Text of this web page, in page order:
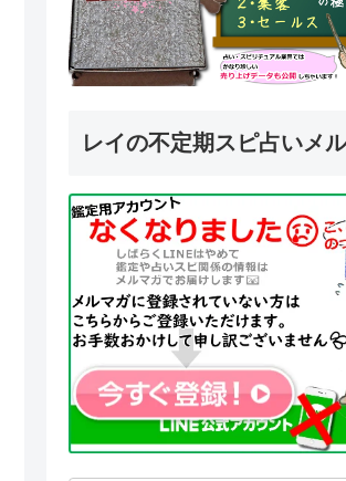
レイの不定期スピ占いメ